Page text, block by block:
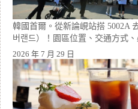
韓國首爾。從新論峴站搭 5002A
버랜드）！園區位置、交通方式
2026 年 7 月 29 日